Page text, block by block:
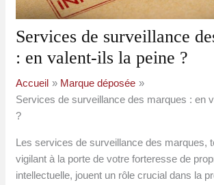
Services de surveillance
: en valent-ils la peine ?
Accueil
Marque déposée
Services de surveillance des marques : en
?
Les services de surveillance des marques,
vigilant à la porte de votre forteresse de
intellectuelle, jouent un rôle crucial dans la